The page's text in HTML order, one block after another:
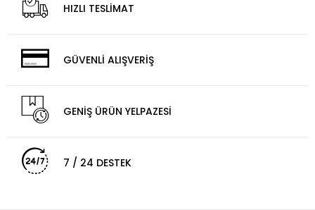
HIZLI TESLİMAT
GÜVENLİ ALIŞVERİŞ
GENİŞ ÜRÜN YELPAZESİ
7 / 24 DESTEK